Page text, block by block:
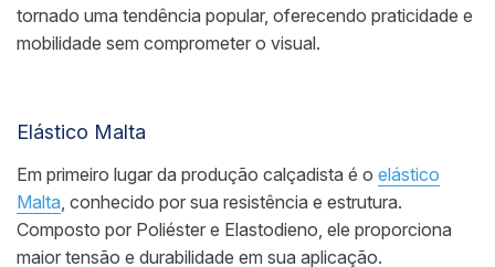
tornado uma tendência popular, oferecendo praticidade e
mobilidade sem comprometer o visual.
Elástico Malta
Em primeiro lugar da produção calçadista é o elástico
Malta , conhecido por sua resistência e estrutura.
Composto por Poliéster e Elastodieno, ele proporciona
maior tensão e durabilidade em sua aplicação.